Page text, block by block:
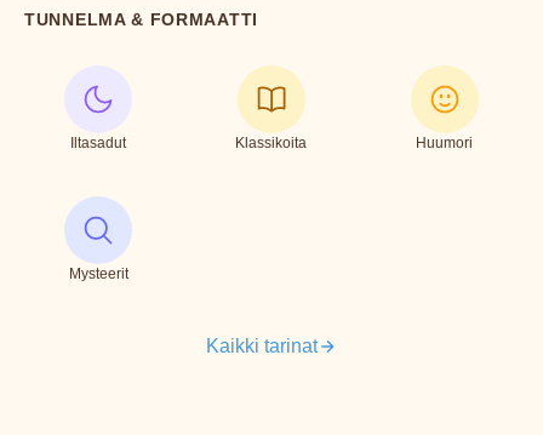
TUNNELMA & FORMAATTI
Iltasadut Klassikoita Huumori
Mysteerit
Kaikki tarinat